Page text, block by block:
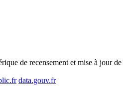
de recensement et mise à jour de
data.gouv.fr